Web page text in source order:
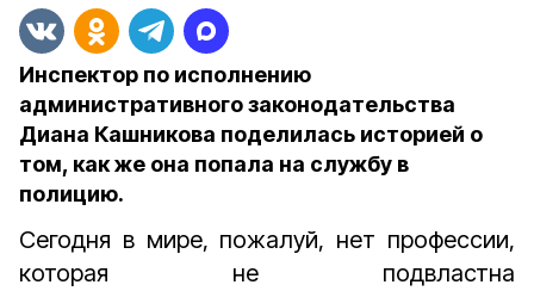
Инспектор по исполнению
административного законодательства
Диана Кашникова поделилась историей о
том, как же она попала на службу в
полицию.
Сегодня в мире, пожалуй, нет профессии,
которая не подвластна